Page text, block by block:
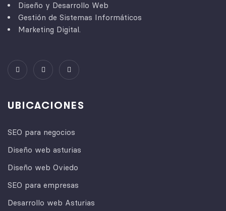
Diseño y Desarrollo Web
Gestión de Sistemas Informáticos
Marketing Digital.
UBICACIONES
SEO para negocios
Diseño web asturias
Diseño web Oviedo
SEO para empresas
Desarrollo web Asturias